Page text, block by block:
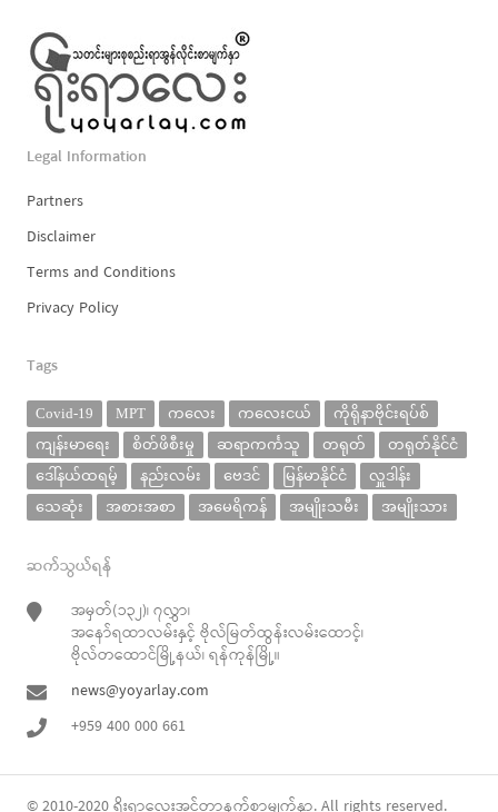
Legal Information
Partners
Disclaimer
Terms and Conditions
Privacy Policy
Tags
Covid-19 MPT ကလေး ကလေးငယ်
ကိုရိုနာဗိုင်းရပ်စ်
ကျန်းမာရေး
စိတ်ဖိစီးမှု ဆရာကင်္ကသူ တရုတ်
တရုတ်နိုင်ငံ
ဒေါ်နယ်ထရမ့်
နည်းလမ်း ဗေဒင် မြန်မာနိုင်ငံ
လှူဒါန်း
သေဆုံး
အစားအစာ အမေရိကန် အမျိုးသမီး အမျိုးသား
ဆက်သွယ်ရန်
အမှတ်(၁၃၂)၊ ၇လွှာ၊
အနော်ရထာလမ်းနှင့် ဗိုလ်မြတ်ထွန်းလမ်းထောင့်၊
ဗိုလ်တထောင်မြို့နယ်၊ ရန်ကုန်မြို့။
news@yoyarlay.com
+959 400 000 661
© 2010-2020ရိုးရာလေးအင်တာနက်စာမျက်နှာ. All rights reserved.